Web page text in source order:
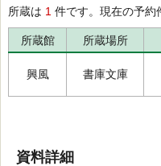
所蔵は 1 件です。現在の予約
所蔵館 所蔵場所
興風 書庫文庫
資料詳細